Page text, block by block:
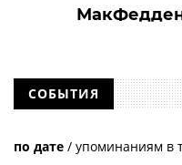
СОБЫТИЯ
по дате / упоминаниям в